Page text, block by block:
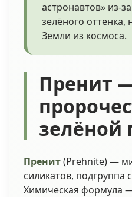
астронавтов» из-
зелёного
Земли из космоса.
Пренит
зелёной
Пренит(Prehnite) —
силикатов, подгруппа
Химическая формула —